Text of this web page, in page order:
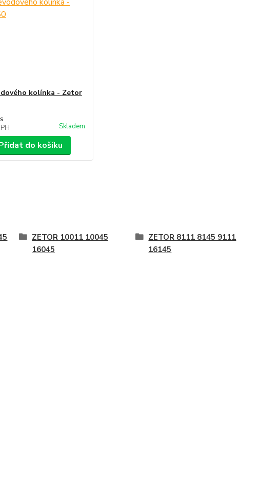
kolínka - Zetor
Skladem
do košíku
ZETOR 10011 10045
16045
ZETOR 8111 8145 9111
16145